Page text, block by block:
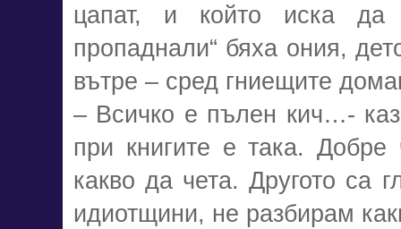
цапат, и който иска
пропаднали“ бяха ония,
вътре – сред гниещите
– Всичко е пълен кич…-
при книгите е така.
какво да чета. Другото са
идиотщини, не разбирам